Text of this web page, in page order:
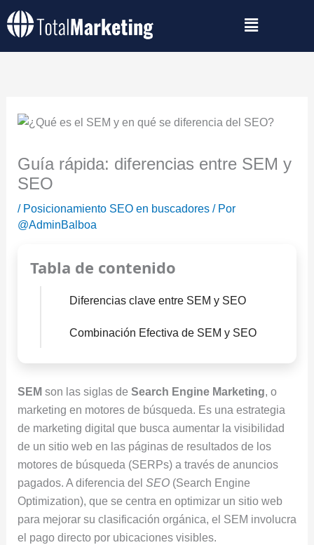
al
Guía rápida: diferencias entre SEM y
SEO
/ Posicionamiento SEO en buscadores/ Por
@AdminBalboa
Tabla de contenido
Diferencias clave entre SEM y SEO
Combinación Efectiva de SEM y SEO
SEM son las siglas de Search Engine Marketing, o
marketing en motores de búsqueda. Es una estrategia
de marketing digital que busca aumentar la visibilidad
de un sitio web en las páginas de resultados de los
motores de búsqueda (SERPs) a través de anuncios
pagados. A diferencia del SEO(Search Engine
Optimization), que se centra en optimizar un sitio web
para mejorar su clasificación orgánica, el SEM involucra
el pago directo por ubicaciones visibles.